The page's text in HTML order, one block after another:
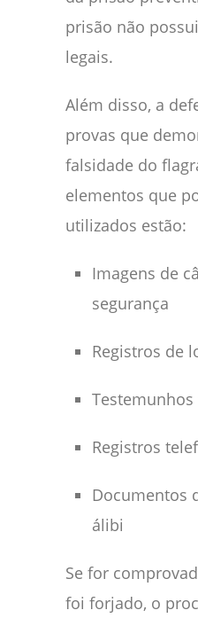
prisão não
legais.
Além disso, a
provas que
falsidade do
elementos que
utilizados estão:
Imagens de
segurança
Registros de
Registros
Documentos
álibi
Se for
foi forjado, o